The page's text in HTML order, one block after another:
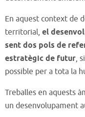
En aquest context de
territorial, el
sent dos pols de
estratègic de futur,
possible per a tota la
Treballes en aquests
un desenvolupament